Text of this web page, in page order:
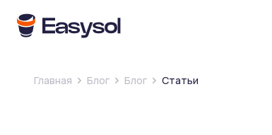
Главная Блог Блог Статьи